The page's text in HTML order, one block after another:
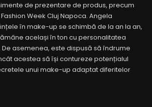
de prezentare de produs, precum
Week Cluj Napoca. Angela
în make-up se schimbă de la an la an,
același în ton cu personalitatea
asemenea, este dispusă să îndrume
acestea să își contureze potențialul
unui make-up adaptat diferitelor